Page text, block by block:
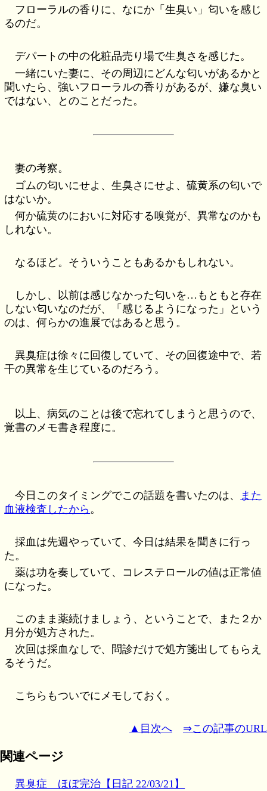
フローラルの香りに、なにか「生臭い」匂いを感じ
るのだ。
デパートの中の化粧品売り場で生臭さを感じた。
一緒にいた妻に、その周辺にどんな匂いがあるかと
聞いたら、強いフローラルの香りがあるが、嫌な臭い
ではない、とのことだった。
妻の考察。
ゴムの匂いにせよ、生臭さにせよ、硫黄系の匂いで
はないか。
何か硫黄のにおいに対応する嗅覚が、異常なのかも
しれない。
なるほど。そういうこともあるかもしれない。
しかし、以前は感じなかった匂いを…もともと存在
しない匂いなのだが、「感じるようになった」という
のは、何らかの進展ではあると思う。
異臭症は徐々に回復していて、その回復途中で、若
干の異常を生じているのだろう。
以上、病気のことは後で忘れてしまうと思うので、
覚書のメモ書き程度に。
今日このタイミングでこの話題を書いたのは、
また
血液検査したから。
採血は先週やっていて、今日は結果を聞きに行っ
た。
薬は功を奏していて、コレステロールの値は正常値
になった。
このまま薬続けましょう、ということで、また２か
月分が処方された。
次回は採血なしで、問診だけで処方箋出してもらえ
るそうだ。
こちらもついでにメモしておく。
▲目次へ ⇒この記事のURL
関連ページ
異臭症 ほぼ完治【日記 22/03/21】